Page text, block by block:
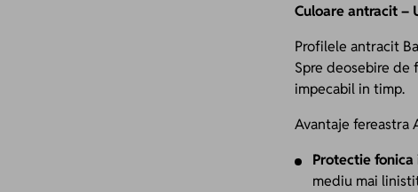
Culoare antracit –
Profilele antracit
Spre deosebire de
impecabil in timp.
Avantaje fereastra
Protectie
mediu mai